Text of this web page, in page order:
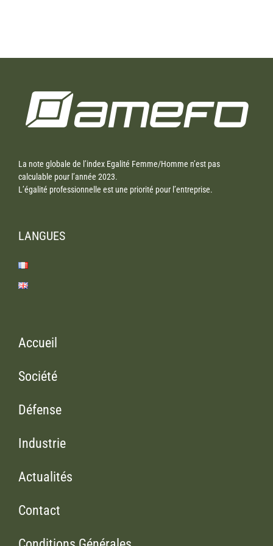
La note globale de l’index Egalité Femme/Homme n’est pas
calculable pour l’année 2023.
L’égalité professionnelle est une priorité pour l’entreprise.
LANGUES
Accueil
Société
Défense
Industrie
Actualités
Contact